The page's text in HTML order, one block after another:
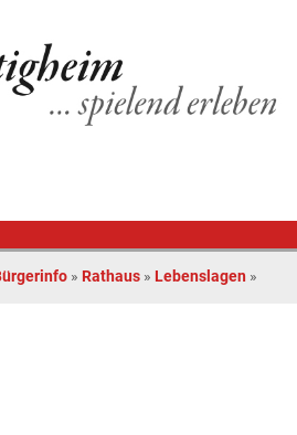
» Rathaus » Lebenslagen »